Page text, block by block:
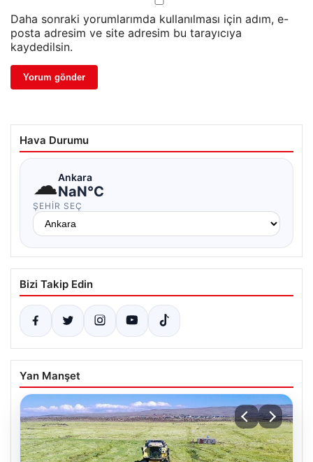
Daha sonraki yorumlarımda kullanılması için adım, e-
posta adresim ve site adresim bu tarayıcıya
kaydedilsin.
Hava Durumu
☁Ankara
NaN°C
ŞEHIR SEÇ
Bizi Takip Edin
Yan Manşet